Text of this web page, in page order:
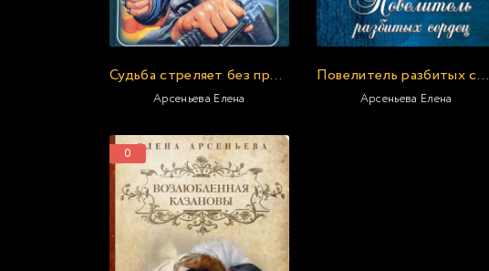
Судьба стреляет без промаха
Арсеньева Елена
Повелитель разбитых сердец
Арсеньева Елена
0